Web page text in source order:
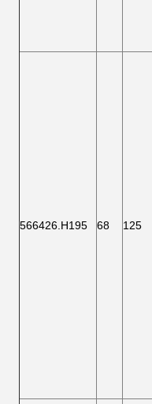
566426.H195 68 125